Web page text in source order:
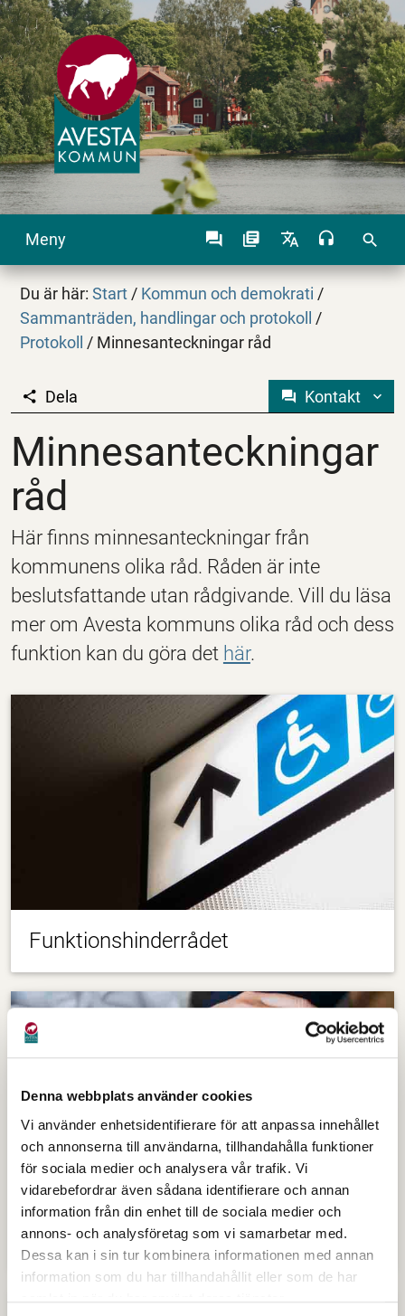
Denna webbplats använder cookies
Vi använder enhetsidentifierare för att anpassa innehållet
och annonserna till användarna, tillhandahålla funktioner
för sociala medier och analysera vår trafik. Vi
vidarebefordrar även sådana identifierare och annan
information från din enhet till de sociala medier och
annons- och analysföretag som vi samarbetar med.
Dessa kan i sin tur kombinera informationen med annan
information som du har tillhandahållit eller som de har
Meny search
Du är här:Start / Kommun och demokrati /
Sammanträden, handlingar och protokoll
/
Protokoll
/ Minnesanteckningar råd
Minnesanteckningar
Dela Kontakt
Minnesanteckningar
råd
Här finns minnesanteckningar från
kommunens olika råd. Råden är inte
beslutsfattande utan rådgivande. Vill du läsa
mer om Avesta kommuns olika råd och dess
funktion kan du göra det här.
Funktionshinderrådet
Pensionärsrådet